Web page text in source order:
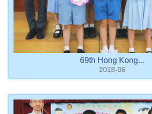
69th Hong Kong...
2018-06